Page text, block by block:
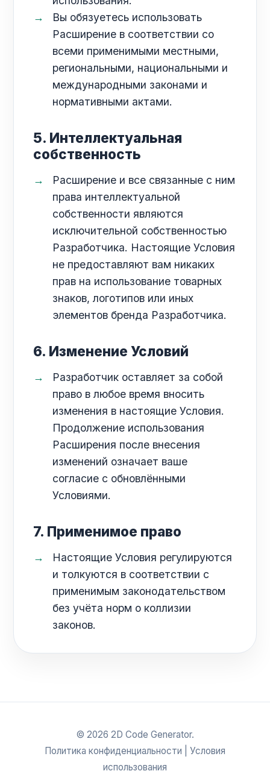
Вы обязуетесь использовать
Расширение в соответствии со
всеми применимыми местными,
региональными, национальными и
международными законами и
нормативными актами.
5. Интеллектуальная
собственность
Расширение и все связанные с ним
права интеллектуальной
собственности являются
исключительной собственностью
Разработчика. Настоящие Условия
не предоставляют вам никаких
прав на использование товарных
знаков, логотипов или иных
элементов бренда Разработчика.
6. Изменение Условий
Разработчик оставляет за собой
право в любое время вносить
изменения в настоящие Условия.
Продолжение использования
Расширения после внесения
изменений означает ваше
согласие с обновлёнными
Условиями.
7. Применимое право
Настоящие Условия регулируются
и толкуются в соответствии с
применимым законодательством
без учёта норм о коллизии
законов.
© 2026 2D Code Generator.
Политика конфиденциальности
Условия
использования